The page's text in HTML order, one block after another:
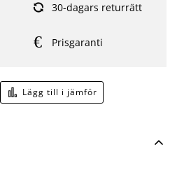
Lägg till i jämför
30-dagars returrätt
Prisgaranti